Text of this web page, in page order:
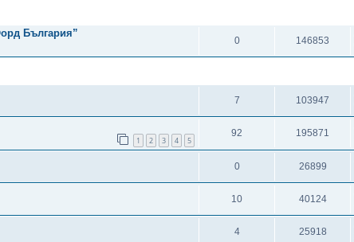
България”
0 146853
7 103947
1 2 3 4 5
92 195871
0 26899
10 40124
4 25918